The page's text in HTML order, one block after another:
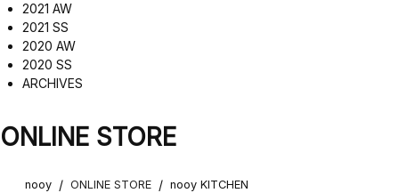
2021 AW
2021 SS
2020 AW
2020 SS
ARCHIVES
ONLINE STORE
nooy / ONLINE STORE / nooy KITCHEN